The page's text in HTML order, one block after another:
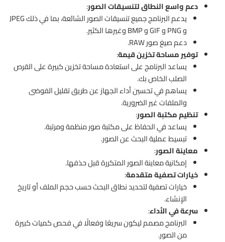
دعم واسع النطاق لتنسيقات الصور:
يدعم البرنامج جميع تنسيقات الصور الشائعة، بما في ذلك JPEG
و PNG و GIF و BMP وغيرها الكثير.
دعم صيغ صور RAW.
توفير مساحة تخزين قيمة:
يساعد البرنامج على استعادة مساحة تخزين كبيرة على القرص
الصلب الخاص بك.
يساهم في تحسين أداء الجهاز عن طريق تقليل الفوضى
والملفات غير الضرورية.
تنظيم مكتبة الصور:
يساعد في الحفاظ على مكتبة صور منظمة ومرتبة.
تبسيط عملية البحث عن الصور.
معاينة الصور:
إمكانية معاينة الصور المتكررة قبل حذفها.
خيارات تصفية متقدمة:
خيارات تصفية لتحديد نطاق البحث حسب حجم الملف أو تاريخ
الإنشاء.
سرعة في الأداء:
البرنامج مصمم ليكون سريعًا وفعالًا في فحص كميات كبيرة
من الصور.